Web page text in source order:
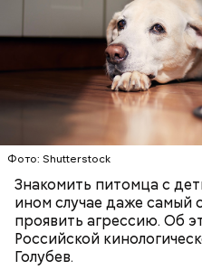
Фото: Shutterstock
Знакомить питомца с
ином случае даже самый
проявить агрессию. Об
Российской
Голубев.
с сахарным диабетом;
лишним весом.